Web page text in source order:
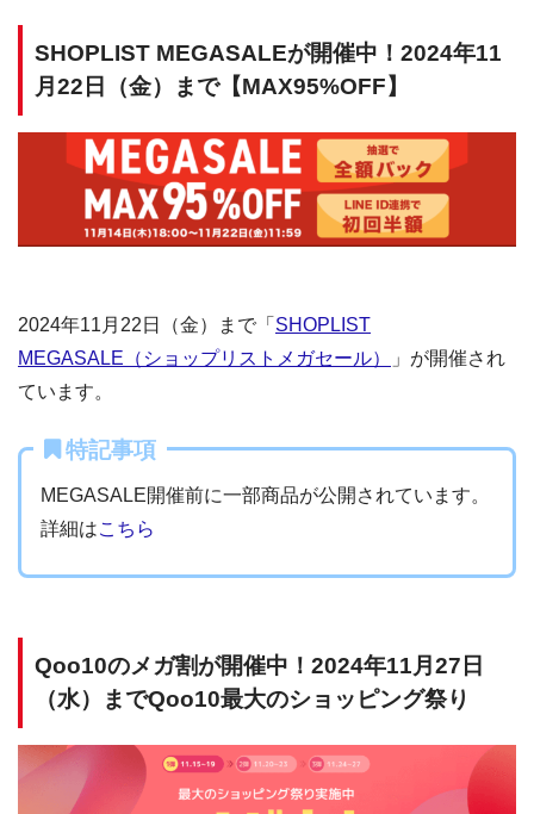
SHOPLIST MEGASALEが開催中！2024年11
月22日（金）まで【MAX95%OFF】
2024年11月22日（金）まで「 SHOPLIST
MEGASALE（ショップリストメガセール）
」が開催され
ています。
特記事項
MEGASALE開催前に一部商品が公開されています。
詳細はこちら
Qoo10のメガ割が開催中！2024年11月27日
（水）までQoo10最大のショッピング祭り